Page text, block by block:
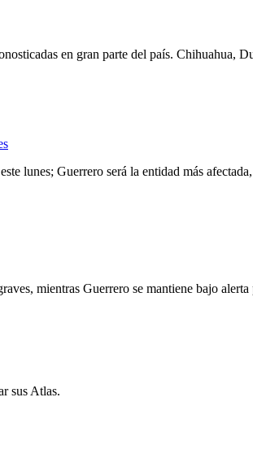
en gran parte del país. Chihuahua,
lunes; Guerrero será la entidad más
mientras Guerrero se mantiene bajo
sus Atlas.